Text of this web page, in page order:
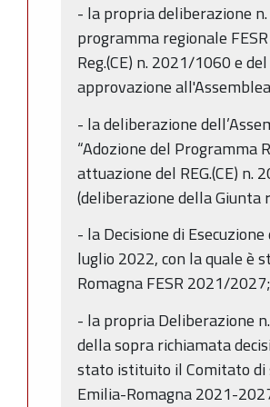
- la propria deliberazione
programma regionale
Reg.(CE) n. 2021/1060 e
approvazione
- la deliberazione
“Adozione del Programma
attuazione del REG.(CE)
(deliberazione della Giunta
- la Decisione di
luglio 2022, con la quale è
Romagna FESR 2021/2027;
- la propria Deliberazione
della sopra richiamata
stato istituito il Comitato di
Emilia-Romagna 2021-